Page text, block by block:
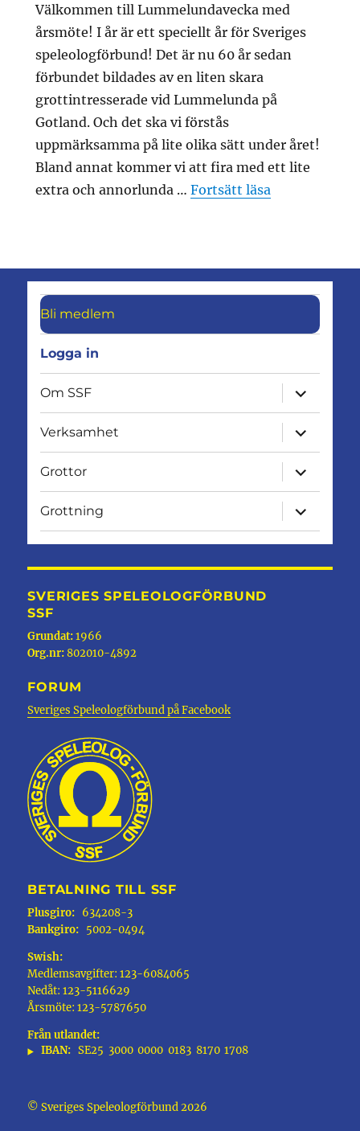
Välkommen till Lummelundavecka med
årsmöte! I år är ett speciellt år för Sveriges
speleologförbund! Det är nu 60 år sedan
förbundet bildades av en liten skara
grottintresserade vid Lummelunda på
Gotland. Och det ska vi förstås
uppmärksamma på lite olika sätt under året!
Bland annat kommer vi att fira med ett lite
extra och annorlunda …Fortsätt läsa
Bli medlem
Logga in
Om SSF
expandera
Verksamhet
expandera
Grottor
expandera
Grottning
expandera
SVERIGES SPELEOLOGFÖRBUND
SSF
Grundat:1966
Org.nr:802010-4892
FORUM
Sveriges Speleologförbund på Facebook
BETALNING TILL SSF
Plusgiro: 634208-3
Bankgiro: 5002-0494
Swish:
Medlemsavgifter: 123-6084065
Nedåt: 123-5116629
Årsmöte: 123-5787650
Från utlandet:
IBAN: SE25 3000 0000 0183 8170 1708
© Sveriges Speleologförbund 2026